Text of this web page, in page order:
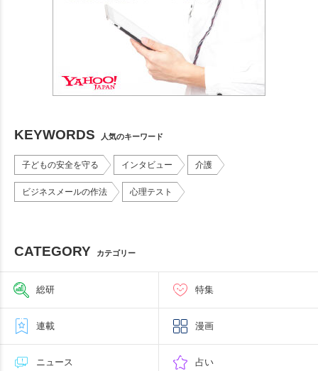
KEYWORDS 人気のキーワード
子どもの安全を守る インタビュー 介護
ビジネスメールの作法 心理テスト
CATEGORY カテゴリー
総研 特集
連載 漫画
ニュース 占い